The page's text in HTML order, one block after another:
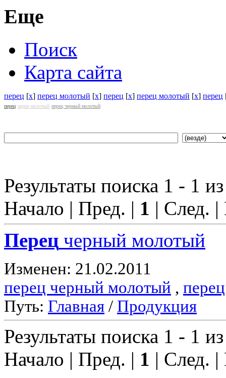
Еще
Поиск
Карта сайта
перец [x] перец молотый [x] перец [x] перец молотый [x] перец
перец перец молотый перец черный молотый
Результаты поиска 1 - 1
Начало | Пред. | 1 | След.
Перец черный молотый
Изменен: 21.02.2011
перец черный молотый , перец
Путь: Главная / Продукция
Результаты поиска 1 - 1
Начало | Пред. | 1 | След.